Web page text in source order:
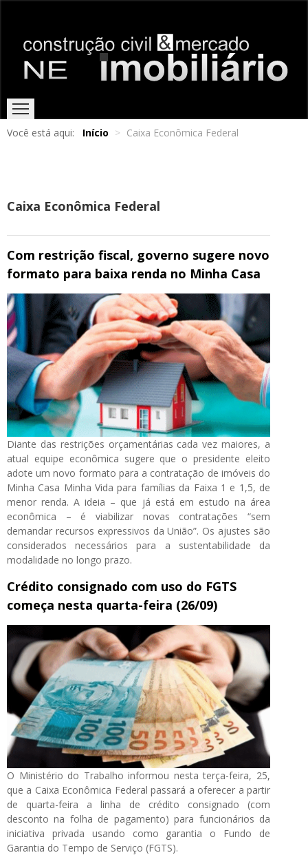
Você está aqui: Início > Caixa Econômica Federal
Caixa Econômica Federal
Com restrição fiscal, governo sugere novo
formato para baixa renda no Minha Casa
Diante das restrições orçamentárias cada vez maiores, a
atual equipe econômica sugere que o presidente eleito
adote um novo formato para a contratação de imóveis do
Minha Casa Minha Vida para famílias da Faixa 1 e 1,5, de
menor renda. A ideia – que já está em estudo na área
econômica – é viabilizar novas contratações “sem
demandar recursos expressivos da União”. Os ajustes são
considerados necessários para a sustentabilidade da
modalidade no longo prazo.
Crédito consignado com uso do FGTS
começa nesta quarta-feira (26/09)
O Ministério do Trabalho informou nesta terça-feira, 25,
que a Caixa Econômica Federal passará a oferecer a partir
de quarta-feira a linha de crédito consignado (com
desconto na folha de pagamento) para funcionários da
iniciativa privada usando como garantia o Fundo de
Garantia do Tempo de Serviço (FGTS).